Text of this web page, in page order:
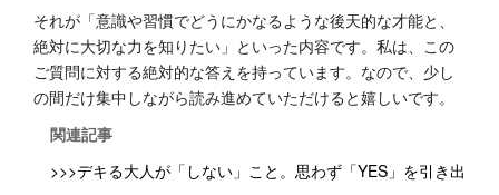
それが「意識や習慣でどうにかなるような後天的な才能と、
絶対に大切な力を知りたい」といった内容です。私は、この
ご質問に対する絶対的な答えを持っています。なので、少し
の間だけ集中しながら読み進めていただけると嬉しいです。
関連記事
>>>デキる大人が「しない」こと。思わず「YES」を引き出